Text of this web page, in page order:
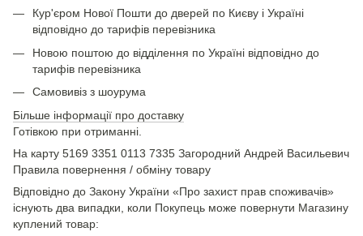
Кур'єром Нової Пошти до дверей по Києву і Україні
відповідно до тарифів перевізника
Новою поштою до відділення по Україні відповідно до
тарифів перевізника
Самовивіз з шоурума
Більше інформації про доставку
Готівкою при отриманні.
На карту 5169 3351 0113 7335 Загородний Андрей Васильевич
Правила повернення / обміну товару
Відповідно до Закону України «Про захист прав споживачів»
існують два випадки, коли Покупець може повернути Магазину
куплений товар: